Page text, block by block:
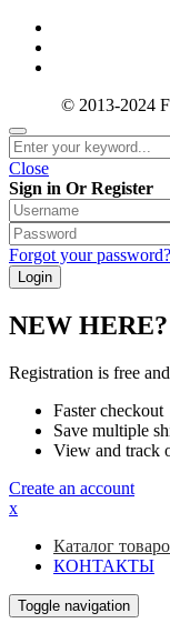
© 2013-2024
Close
Sign in Or Register
Forgot your password?
NEW HERE?
Registration is free
Faster checkout
Save multiple
View and track
Create an account
x
Каталог
КОНТАКТЫ
Toggle navigation